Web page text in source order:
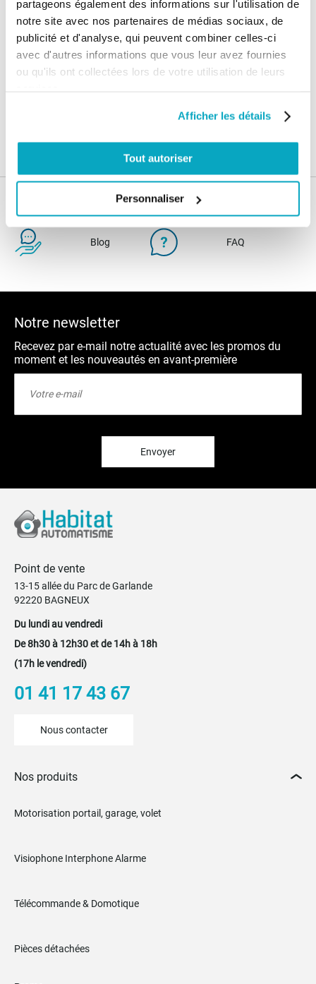
partageons également des informations sur l'utilisation de
notre site avec nos partenaires de médias sociaux, de
publicité et d'analyse, qui peuvent combiner celles-ci
avec d'autres informations que vous leur avez fournies
ou qu'ils ont collectées lors de votre utilisation de leurs
Afficher les détails
Tout autoriser
Personnaliser
Paiement
100% sécurisé
Paiement en
3x sans frais
Livraison
SAV & Retours
Blog FAQ
Notre newsletter
Recevez par e-mail notre actualité avec les promos du
moment et les nouveautés en avant-première
Envoyer
Point de vente
13-15 allée du Parc de Garlande
92220 BAGNEUX
Du lundi au vendredi
De 8h30 à 12h30 et de 14h à 18h
(17h le vendredi)
01 41 17 43 67
Nous contacter
Nos produits
Motorisation portail, garage, volet
Visiophone Interphone Alarme
Télécommande & Domotique
Pièces détachées